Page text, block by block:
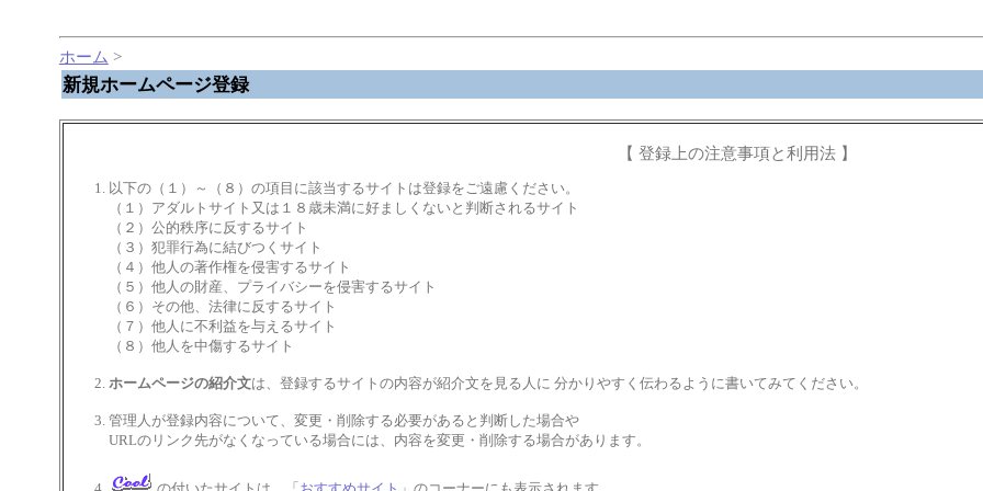
ホーム >
新規ホームページ登録
【 登録上の注意事項と利用法 】
以下の（１）～（８）の項目に該当するサイトは登録をご遠慮ください。
（１）アダルトサイト又は１８歳未満に好ましくないと判断されるサイト
（２）公的秩序に反するサイト
（３）犯罪行為に結びつくサイト
（４）他人の著作権を侵害するサイト
（５）他人の財産、プライバシーを侵害するサイト
（６）その他、法律に反するサイト
（７）他人に不利益を与えるサイト
（８）他人を中傷するサイト
ホームページの紹介文は、登録するサイトの内容が紹介文を見る人に 分かりやすく伝わるように書いてみてください。
管理人が登録内容について、変更・削除する必要があると判断した場合や
URLのリンク先がなくなっている場合には、内容を変更・削除する場合があります。